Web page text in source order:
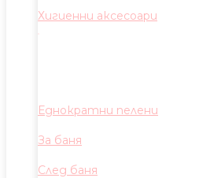
Хигиенни аксесоари
Еднократни пелени
За баня
След баня